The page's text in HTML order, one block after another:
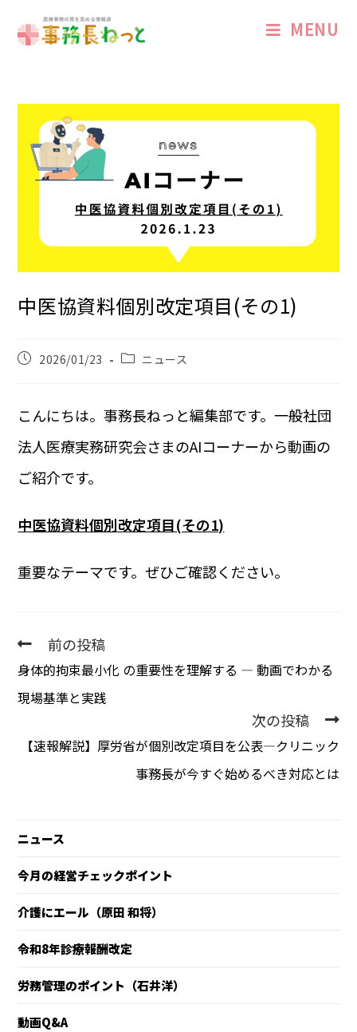
MENU
中医協資料個別改定項目(その1)
2026/01/23 ニュース
こんにちは。事務長ねっと編集部です。一般社団
法人医療実務研究会さまのAIコーナーから動画の
ご紹介です。
中医協資料個別改定項目(その1)
重要なテーマです。ぜひご確認ください。
前の投稿
身体的拘束最小化 の重要性を理解する — 動画でわかる
現場基準と実践
次の投稿
【速報解説】厚労省が個別改定項目を公表―クリニック
事務長が今すぐ始めるべき対応とは
ニュース
今月の経営チェックポイント
介護にエール（原田 和将）
令和8年診療報酬改定
労務管理のポイント（石井洋）
動画Q&A